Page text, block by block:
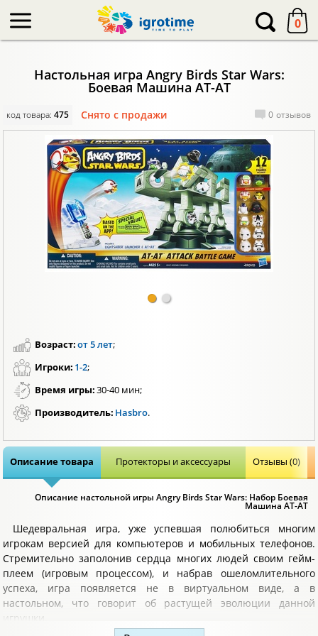
0
Настольная игра Angry Birds Star Wars:
Боевая Машина AT-AT
код товара:475 Снято с продажи 0 отзывов
Возраст:от 5 лет;
Игроки: 1-2;
Время игры:30-40 мин;
Производитель: Hasbro.
Описание товара Протекторы и аксессуары Отзывы (0)
Описание настольной игры Angry Birds Star Wars: Набор Боевая
Машина AT-AT
Шедевральная игра, уже успевшая полюбиться многим
игрокам версией для компьютеров и мобильных телефонов.
Стремительно заполонив сердца многих людей своим гейм-
плеем (игровым процессом), и набрав ошеломлительного
успеха, игра появляется не в виртуальном виде, а в
настольном, что говорит об растущей эволюции данной
игрушки.